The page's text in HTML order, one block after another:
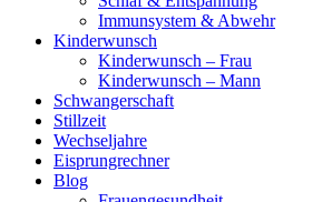
Immunsystem & Abwehr
Kinderwunsch
Kinderwunsch – Frau
Kinderwunsch – Mann
Schwangerschaft
Stillzeit
Wechseljahre
Eisprungrechner
Blog